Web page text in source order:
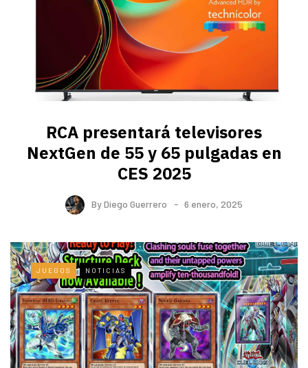
RCA presentará televisores
NextGen de 55 y 65 pulgadas en
CES 2025
ByDiego Guerrero 6 enero, 2025
JUEGOS NOTICIAS